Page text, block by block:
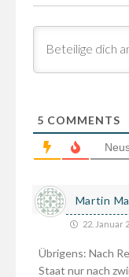
5 COMMENTS
Martin
22. Januar
Übrigens: Nach
Staat nur nach